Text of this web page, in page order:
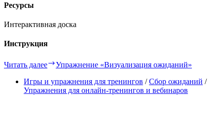
Ресурсы
Интерактивная доска
Инструкция
Читать далее
Упражнение «Визуализация ожиданий»
Игры и упражнения для тренингов /Сбор ожиданий /
Упражнения для онлайн-тренингов и вебинаров